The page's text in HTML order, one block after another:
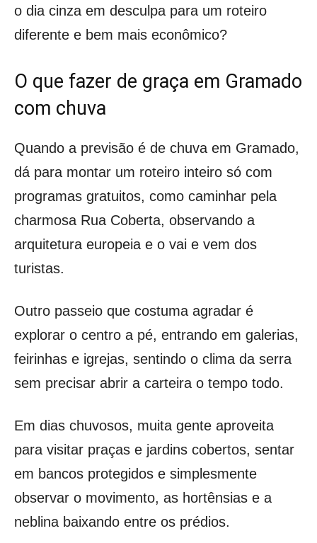
o dia cinza em desculpa para um roteiro
diferente e bem mais econômico?
O que fazer de graça em Gramado
com chuva
Quando a previsão é de chuva em Gramado,
dá para montar um roteiro inteiro só com
programas gratuitos, como caminhar pela
charmosa Rua Coberta, observando a
arquitetura europeia e o vai e vem dos
turistas.
Outro passeio que costuma agradar é
explorar o centro a pé, entrando em galerias,
feirinhas e igrejas, sentindo o clima da serra
sem precisar abrir a carteira o tempo todo.
Em dias chuvosos, muita gente aproveita
para visitar praças e jardins cobertos, sentar
em bancos protegidos e simplesmente
observar o movimento, as hortênsias e a
neblina baixando entre os prédios.